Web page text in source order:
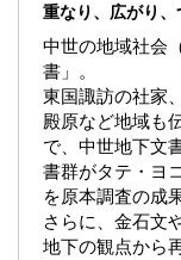
重なり、広がり
中世の地域社会
書」。
東国諏訪の社家
殿原など地域も
で、中世地下文
書群がタテ・ヨ
を原本調査の成
さらに、金石文
地下の観点から